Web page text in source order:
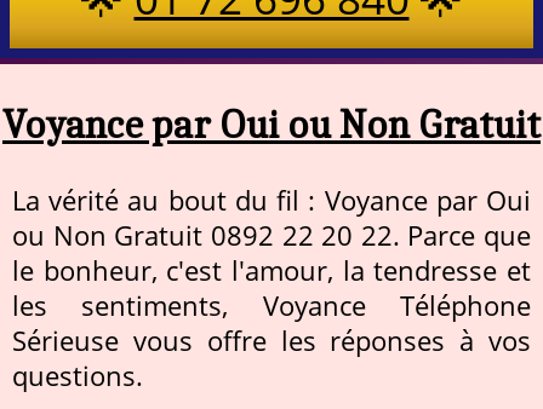
Voyance par Oui ou Non Gratuit
La vérité au bout du fil : Voyance par Oui
ou Non Gratuit 0892 22 20 22. Parce que
le bonheur, c'est l'amour, la tendresse et
les sentiments, Voyance Téléphone
Sérieuse vous offre les réponses à vos
questions.